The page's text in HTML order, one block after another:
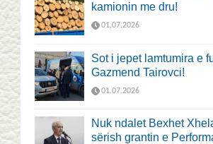
kamionin me dru!
01.07.2026
Sot i jepet lamtumira e
Gazmend Tairovci!
01.07.2026
Nuk ndalet Bexhet
sërish grantin e